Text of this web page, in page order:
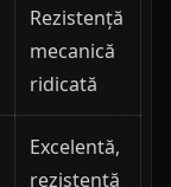
Rezistență
mecanică
ridicată
Excelentă,
rezistentă